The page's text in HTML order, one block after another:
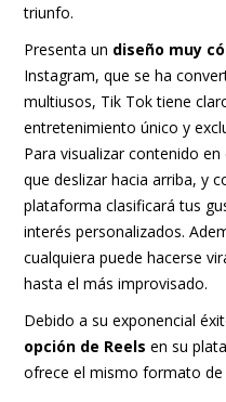
triunfo.
Presenta un diseño muy
Instagram, que se ha
multiusos, Tik Tok tiene
entretenimiento único y
Para visualizar contenido
que deslizar hacia arriba, y
plataforma clasificará tus
interés personalizados.
cualquiera puede hacerse
hasta el más improvisado.
Debido a su exponencial
opción de Reelsen su
ofrece el mismo formato de